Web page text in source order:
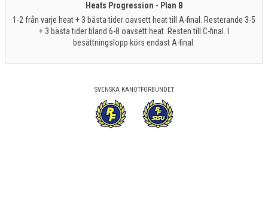
Heats Progression - Plan B
1-2 från varje heat + 3 bästa tider oavsett heat till A-final. Resterande 3-5
+ 3 bästa tider bland 6-8 oavsett heat. Resten till C-final. I
besättningslopp körs endast A-final.
SVENSKA KANOTFÖRBUNDET